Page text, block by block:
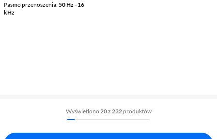
Pasmo przenoszenia 50 Hz - 16
kHz
Wyświetlono 20 z 232 produktów